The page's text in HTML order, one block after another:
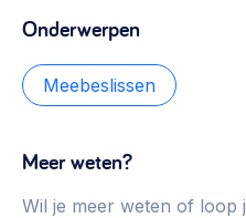
Onderwerpen
Meebeslissen
Meer weten?
Wil je meer weten of loop